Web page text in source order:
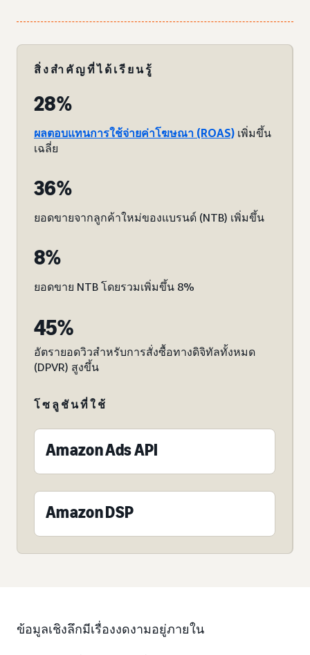
สิ่งสำคัญที่ได้เรียนรู้
28%
ผลตอบแทนการใช้จ่ายค่าโฆษณา (ROAS) เพิ่มขึ้น
เฉลี่ย
36%
ยอดขายจากลูกค้าใหม่ของแบรนด์ (NTB) เพิ่มขึ้น
8%
ยอดขาย NTB โดยรวมเพิ่มขึ้น 8%
45%
อัตรายอดวิวสำหรับการสั่งซื้อทางดิจิทัลทั้งหมด
(DPVR) สูงขึ้น
โซลูชันที่ใช้
Amazon Ads API
Amazon DSP
ข้อมูลเชิงลึกมีเรื่องงดงามอยู่ภายใน